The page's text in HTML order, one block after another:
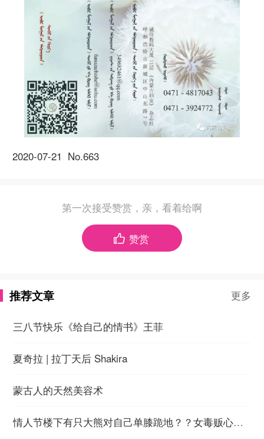
2020-07-21 No.663
第一次接受赞赏，亲，看着给啊
 赞赏
推荐文章 更多
三八节快乐《给自己的情书》王菲
夏奇拉 | 拉丁天后 Shakira
蒙古人的天然美容术
情人节楼下有只大熊对自己单膝跪地？？女毒贩心动开门…. 别动！警察缉毒！